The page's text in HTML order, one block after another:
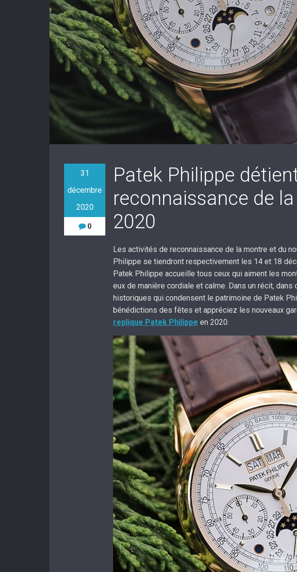
31
décembre
2020
0
Patek Philippe
reconnaissance de
2020
Les activités de reconnaissance de la montre et du
Philippe se tiendront respectivement les 14 et 18
Patek Philippe accueille tous ceux qui aiment les
eux de manière cordiale et calme. Dans un récit, dans
historiques qui condensent le patrimoine de Patek
bénédictions des fêtes et appréciez les nouveaux
replique Patek Philippe en 2020.